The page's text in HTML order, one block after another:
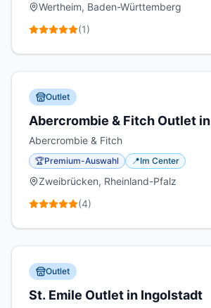
Wertheim, Baden-Württemberg
(1)
Outlet
Abercrombie & Fitch Outlet in
Zweibrücken
Abercrombie & Fitch
🏆Premium-Auswahl 📍Im Center
Zweibrücken, Rheinland-Pfalz
(4)
Outlet
St. Emile Outlet in Ingolstadt